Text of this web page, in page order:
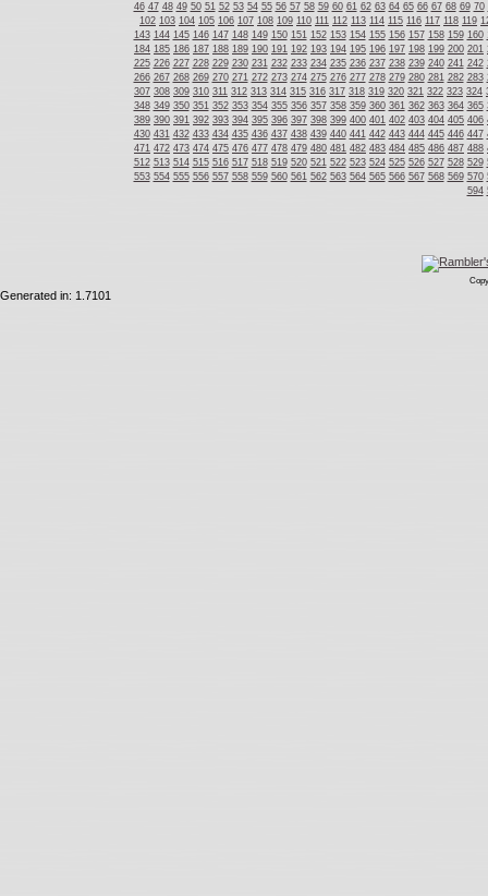
46 47 48 49 50 51 52 53 54 55 56 57 58 59 60 61 62 63 64 65 66 67 68 69 70
102 103 104 105 106 107 108 109 110 111 112 113 114 115 116 117 118 119
143 144 145 146 147 148 149 150 151 152 153 154 155 156 157 158 159 160
184 185 186 187 188 189 190 191 192 193 194 195 196 197 198 199 200 201
225 226 227 228 229 230 231 232 233 234 235 236 237 238 239 240 241 242
266 267 268 269 270 271 272 273 274 275 276 277 278 279 280 281 282 283
307 308 309 310 311 312 313 314 315 316 317 318 319 320 321 322 323 324
348 349 350 351 352 353 354 355 356 357 358 359 360 361 362 363 364 365
389 390 391 392 393 394 395 396 397 398 399 400 401 402 403 404 405 406
430 431 432 433 434 435 436 437 438 439 440 441 442 443 444 445 446 447
471 472 473 474 475 476 477 478 479 480 481 482 483 484 485 486 487 488
512 513 514 515 516 517 518 519 520 521 522 523 524 525 526 527 528 529
553 554 555 556 557 558 559 560 561 562 563 564 565 566 567 568 569 570
594
Generated in: 1.7101